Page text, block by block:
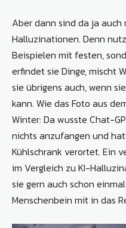
Aber dann sind da ja
Halluzinationen. Denn
Beispielen mit festen,
erfindet sie Dinge, mischt
sie übrigens auch, wenn
kann. Wie das Foto aus
Winter: Da wusste Chat-
nichts anzufangen und
Kühlschrank verortet. Ein
im Vergleich zu KI-
sie gern auch schon
Menschenbein mit in das